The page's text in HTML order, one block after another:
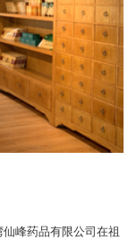
峰药品有限公司在祖